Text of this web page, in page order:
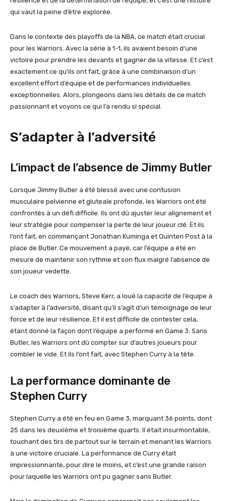
qui vaut la peine d’être explorée.
Dans le contexte des playoffs de la NBA, ce match était crucial
pour les Warriors. Avec la série à 1-1, ils avaient besoin d’une
victoire pour prendre les devants et gagner de la vitesse. Et c’est
exactement ce qu’ils ont fait, grâce à une combinaison d’un
excellent effort d’équipe et de performances individuelles
exceptionnelles. Alors, plongeons dans les détails de ce match
passionnant et voyons ce qui l’a rendu si spécial.
S’adapter à l’adversité
L’impact de l’absence de Jimmy Butler
Lorsque Jimmy Butler a été blessé avec une contusion
musculaire pelvienne et gluteale profonde, les Warriors ont été
confrontés à un défi difficile. Ils ont dû ajuster leur alignement et
leur stratégie pour compenser la perte de leur joueur clé. Et ils
l’ont fait, en commençant Jonathan Kuminga et Quinten Post à la
place de Butler. Ce mouvement a payé, car l’équipe a été en
mesure de maintenir son rythme et son flux malgré l’absence de
son joueur vedette.
Le coach des Warriors, Steve Kerr, a loué la capacité de l’équipe à
s’adapter à l’adversité, disant qu’il s’agit d’un témoignage de leur
force et de leur résilience. Et il est difficile de contester cela,
étant donné la façon dont l’équipe a performé en Game 3. Sans
Butler, les Warriors ont dû compter sur d’autres joueurs pour
combler le vide. Et ils l’ont fait, avec Stephen Curry à la tête.
La performance dominante de
Stephen Curry
Stephen Curry a été en feu en Game 3, marquant 36 points, dont
25 dans les deuxième et troisième quarts. Il était insurmontable,
touchant des tirs de partout sur le terrain et menant les Warriors
à une victoire cruciale. La performance de Curry était
impressionnante, pour dire le moins, et c’est une grande raison
pour laquelle les Warriors ont pu gagner sans Butler.